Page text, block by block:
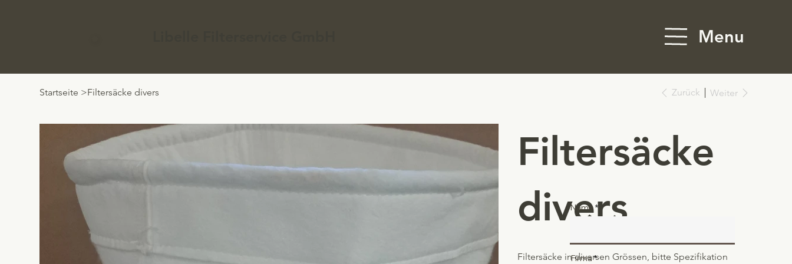
Menu
Startseite >Filtersäcke divers Zurück Weiter
Filtersäcke
divers
Filtersäcke in diversen Grössen, bitte Spezifikation
Name
Firma